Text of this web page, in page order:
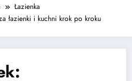
Łazienka
łazienki i kuchni krok po kroku